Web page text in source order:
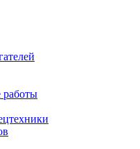
работы